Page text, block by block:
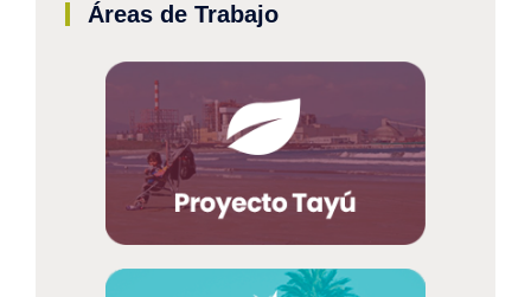
Áreas de Trabajo